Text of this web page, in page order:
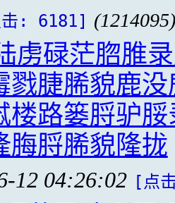
: 6181] (1214095)
虏碌茫脗脽
戮脻脪貌鹿
楼路篓脟驴
脢脟脪貌隆拢
12 04:26:02 [点